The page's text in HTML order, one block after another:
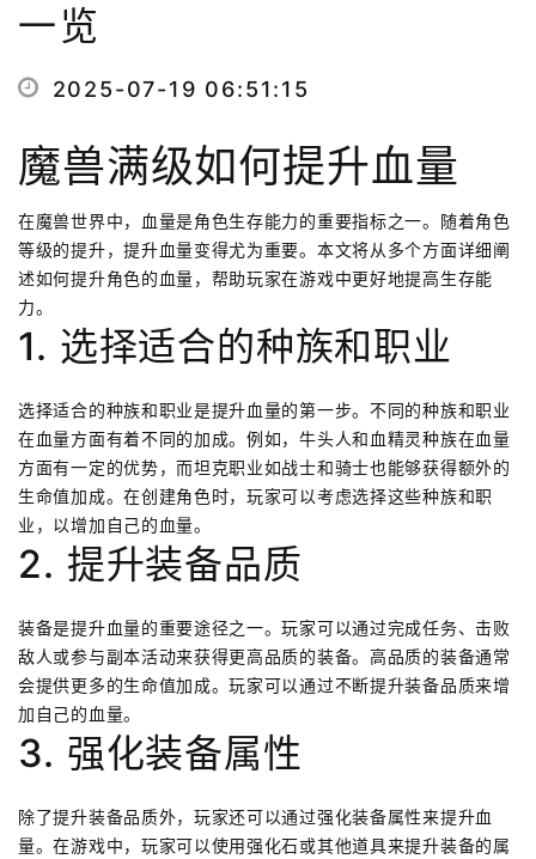
一览
2025-07-19 06:51:15
魔兽满级如何提升血量
在魔兽世界中，血量是角色生存能力的重要指标之一。随着角色
等级的提升，提升血量变得尤为重要。本文将从多个方面详细阐
述如何提升角色的血量，帮助玩家在游戏中更好地提高生存能
力。
1. 选择适合的种族和职业
选择适合的种族和职业是提升血量的第一步。不同的种族和职业
在血量方面有着不同的加成。例如，牛头人和血精灵种族在血量
方面有一定的优势，而坦克职业如战士和骑士也能够获得额外的
生命值加成。在创建角色时，玩家可以考虑选择这些种族和职
业，以增加自己的血量。
2. 提升装备品质
装备是提升血量的重要途径之一。玩家可以通过完成任务、击败
敌人或参与副本活动来获得更高品质的装备。高品质的装备通常
会提供更多的生命值加成。玩家可以通过不断提升装备品质来增
加自己的血量。
3. 强化装备属性
除了提升装备品质外，玩家还可以通过强化装备属性来提升血
量。在游戏中，玩家可以使用强化石或其他道具来提升装备的属